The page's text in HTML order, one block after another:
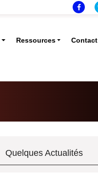
Ressources Contact
Quelques Actualités